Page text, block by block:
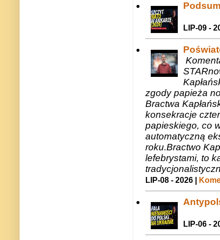
LIP-09 -
zgody papieża
Bractwa
konsekracje
papieskiego, co
automatyczną
roku.Bractwo
lefebrystami, to
LIP-08 - 2026 |
LIP-06 -